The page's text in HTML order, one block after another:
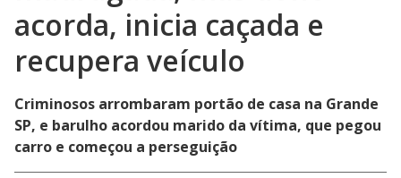
acorda, inicia caçada e
recupera veículo
Criminosos arrombaram portão de casa na Grande
SP, e barulho acordou marido da vítima, que pegou
carro e começou a perseguição